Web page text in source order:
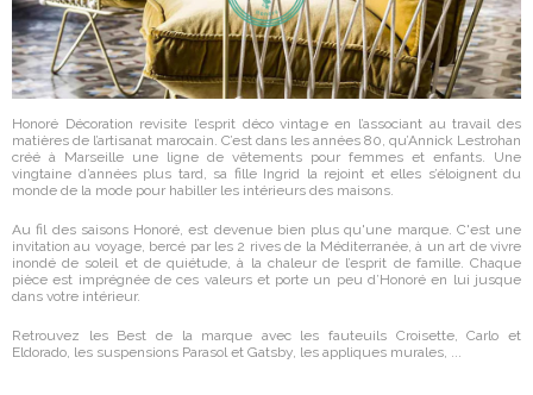
Honoré Décoration revisite l’esprit déco vintage en l’associant au travail des
matières de l’artisanat marocain. C’est dans les années 80, qu’Annick Lestrohan
créé à Marseille une ligne de vêtements pour femmes et enfants. Une
vingtaine d’années plus tard, sa fille Ingrid la rejoint et elles s’éloignent du
monde de la mode pour habiller les intérieurs des maisons.
Au fil des saisons Honoré, est devenue bien plus qu'une marque. C'est une
invitation au voyage, bercé par les 2 rives de la Méditerranée, à un art de vivre
inondé de soleil et de quiétude, à la chaleur de l’esprit de famille. Chaque
pièce est imprégnée de ces valeurs et porte un peu d’Honoré en lui jusque
dans votre intérieur.
Retrouvez les Best de la marque avec les fauteuils Croisette, Carlo et
Eldorado, les suspensions Parasol et Gatsby, les appliques murales, ...